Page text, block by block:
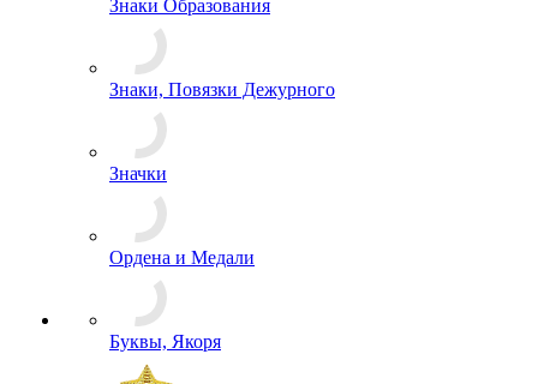
Знаки Классности
Знаки Образования
Знаки, Повязки Дежурного
Значки
Ордена и Медали